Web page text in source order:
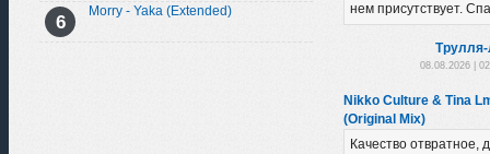
Morry - Yaka (Extended)
нем присутствует.
08.08.2026 |
Nikko Culture & Tina
(Original Mix)
Качество отвратное,